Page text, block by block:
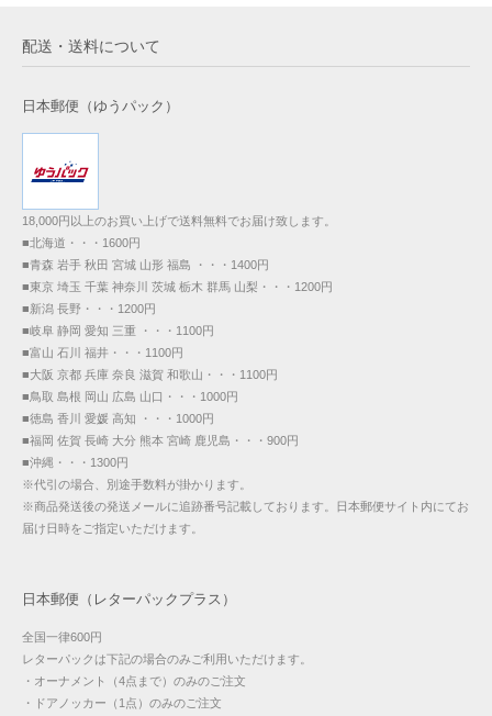
配送・送料について
日本郵便（ゆうパック）
18,000円以上のお買い上げで送料無料でお届け致します。
■北海道・・・1600円
■青森 岩手 秋田 宮城 山形 福島 ・・・1400円
■東京 埼玉 千葉 神奈川 茨城 栃木 群馬 山梨・・・1200円
■新潟 長野・・・1200円
■岐阜 静岡 愛知 三重 ・・・1100円
■富山 石川 福井・・・1100円
■大阪 京都 兵庫 奈良 滋賀 和歌山・・・1100円
■鳥取 島根 岡山 広島 山口・・・1000円
■徳島 香川 愛媛 高知 ・・・1000円
■福岡 佐賀 長崎 大分 熊本 宮崎 鹿児島・・・900円
■沖縄・・・1300円
※代引の場合、別途手数料が掛かります。
※商品発送後の発送メールに追跡番号記載しております。日本郵便サイト内にてお
届け日時をご指定いただけます。
日本郵便（レターパックプラス）
全国一律600円
レターパックは下記の場合のみご利用いただけます。
・オーナメント（4点まで）のみのご注文
・ドアノッカー（1点）のみのご注文